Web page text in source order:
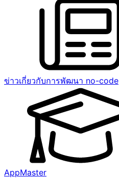
ข่าวเกี่ยวกับการพัฒนา no-code
AppMaster